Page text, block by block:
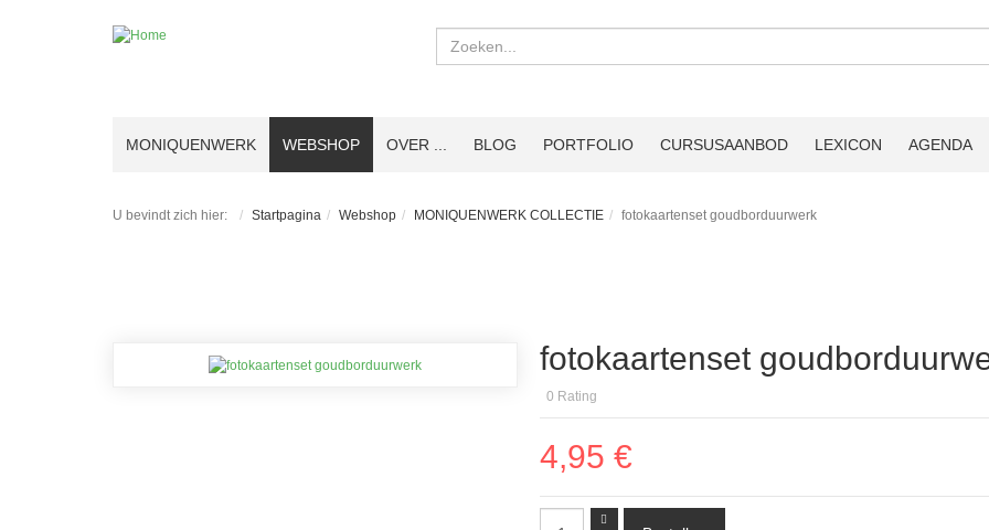
MONIQUENWERK WEBSHOP OVER ... BLOG PORTFOLIO CURSUSAANBOD LEXICON AGENDA
U bevindt zich hier: Startpagina Webshop MONIQUENWERK COLLECTIE fotokaartenset goudborduurwerk
fotokaartenset
0 Rating
4,95 €